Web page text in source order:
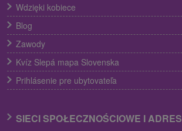
Wdzięki kobiece
Blog
Zawody
Kvíz Slepá mapa Slovenska
Prihlásenie pre ubytovateľa
SIECI SPOŁECZNOŚCIOWE I ADRES